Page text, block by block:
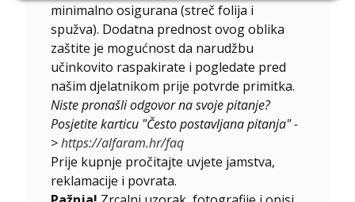
minimalno osigurana (streč folija i
spužva). Dodatna prednost ovog oblika
zaštite je mogućnost da narudžbu
učinkovito raspakirate i pogledate pred
našim djelatnikom prije potvrde primitka.
Niste pronašli odgovor na svoje pitanje?
Posjetite karticu "Često postavljana pitanja" -
>https://alfaram.hr/faq
Prije kupnje pročitajte uvjete jamstva,
reklamacije i povrata.